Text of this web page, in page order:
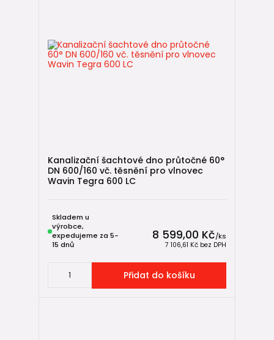
Kanalizační šachtové dno průtočné 60°
DN 600/160 vč. těsnění pro vlnovec
Wavin Tegra 600 LC
8 599,00 Kč/ks
7 106,61 Kč bez DPH
Skladem u
výrobce,
expedujeme za 5-
15 dnů
Přidat do košíku